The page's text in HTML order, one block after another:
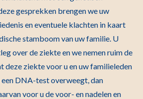
gesprekken brengen we uw
en eventuele klachten in kaart
stamboom van uw familie. U
over de ziekte en we nemen ruim de
deze ziekte voor u en uw familieleden
DNA-test overweegt, dan
voor u de voor- en nadelen en